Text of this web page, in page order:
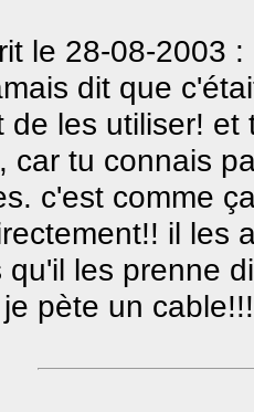
le 28-08-2003 :
dit que
de les utiliser!
car tu connais
c'est comme
il les
qu'il les prenne
pète un cable!!!